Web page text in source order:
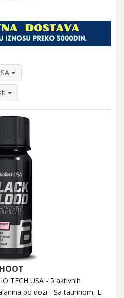
TECH USA - 5 aktivnih
po dozi - Sa taurinom, L-